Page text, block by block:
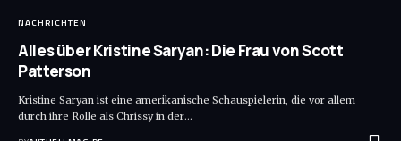
NACHRICHTEN
Alles über Kristine Saryan: Die Frau von Scott
Patterson
Kristine Saryan ist eine amerikanische Schauspielerin, die vor allem
durch ihre Rolle als Chrissy in der…